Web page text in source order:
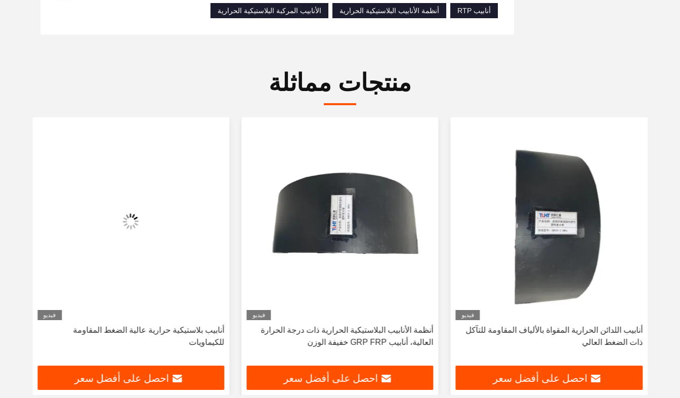
أنابيب RTP
أنظمة الأنابيب البلاستيكية الحرارية الأنابيب المركبة البلاستيكية الحرارية
منتجات مماثلة
فيديو
أنابيب اللدائن الحرارية المقواة بالألياف المقاومة للتآكل
ذات الضغط العالي
احصل على أفضل سعر
فيديو
أنظمة الأنابيب البلاستيكية الحرارية ذات درجة الحرارة
العالية، أنابيب GRP FRP خفيفة الوزن
احصل على أفضل سعر
فيديو
أنابيب بلاستيكية حرارية عالية الضغط المقاومة
للكيماويات
احصل على أفضل سعر